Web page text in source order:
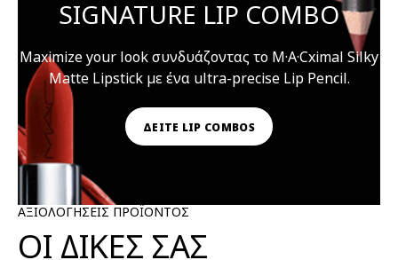
SIGNATURE LIP COMBO
Maximize your look συνδυάζοντας το M·A·Cximal Silky
Matte Lipstick με ένα ultra-precise Lip Pencil.
ΔΕΙΤΕ LIP COMBOS
ΑΞΙΟΛΟΓΗΣΕΙΣ ΠΡΟΪΟΝΤΟΣ
ΟΙ ΔΙΚΕΣ ΣΑΣ